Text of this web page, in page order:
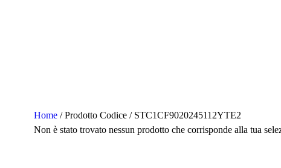
Home / Prodotto Codice / STC1CF9020245112YTE2
Non è stato trovato nessun prodotto che corrisponde alla tua